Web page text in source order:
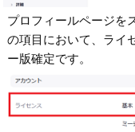
プロフィールページを
の項目において、ライ
ー版確定です。